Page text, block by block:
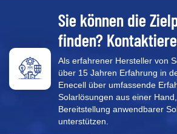
Sie können die
finden?
Als erfahrener Hersteller von
über 15 Jahren Erfahrung in
Enecell über umfassende
Solarlösungen aus einer
Bereitstellung anwendbarer
unterstützen.